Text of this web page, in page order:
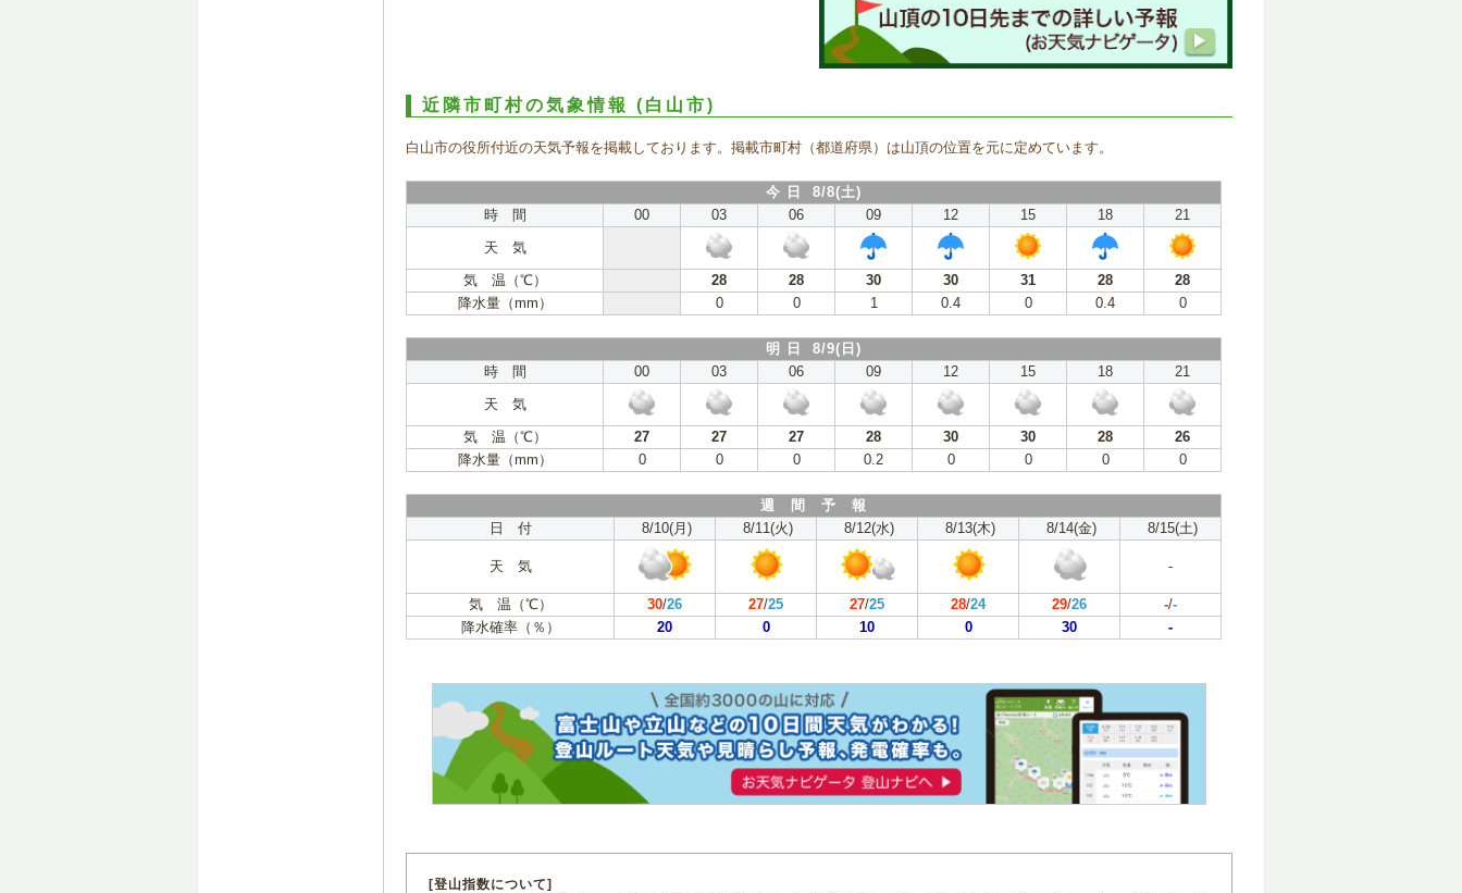
近隣市町村の気象情報 (白山市)
白山市の役所付近の天気予報を掲載しております。掲載市町村（都道府県）は山頂の位置を元に定めています。
今 日 8/8(土)
時 間
00 03 06 09 12 15 18
21
天 気
気 温（℃）
28 28 30 30 31 28
28
降水量（mm）
0 0 1 0.4 0 0.4 0
明 日 8/9(日)
時 間
00 03 06 09 12 15 18
21
天 気
気 温（℃）
27 27 27 28 30 30 28
26
降水量（mm）
0 0 0 0.2 0 0 0 0
週 間 予 報
日 付
8/10(月) 8/11(火) 8/12(水) 8/13(木) 8/14(金) 8/15(土)
天 気 -
気 温（℃） 30/26 27/25 27/25 28/24 29/26 -/-
降水確率（％）
20 0 10 0 30 -
[登山指数について]